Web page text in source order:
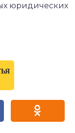
юридических